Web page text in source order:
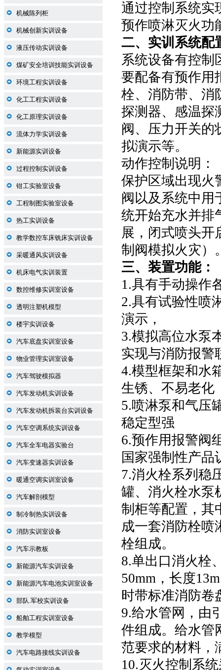
机械陈列柜
机械创新实训设备
液压传动实训设备
煤矿安全培训技能实训设备
环境工程实训设备
化工工程实训设备
化工原理实训设备
流体力学实训设备
新能源实训设备
过程控制实训设备
钳工实验室设备
工程制图实验室设备
热工实训设备
教学数控车床铣床实训设备
采暖通风实训设备
机床电气实训装置
数控维修实训室设备
透明注塑机模型
楼宇实训设备
汽车底盘实训室设备
物业管理实训室设备
汽车驾驶模拟器
汽车发动机实训设备
汽车发动机拆装台实训设备
汽车空调系统实训设备
汽车全车电器实验台
汽车变速器实训设备
暖通空调实训室设备
汽车解剖模型
制冷制热实训设备
消防实训室设备
汽车示教板
新能源汽车实训设备
新能源汽车电池实训室设备
部队.军校实训设备
船舶工程实训室设备
教学模型
汽车电路接线实训设备
通过控制系统实
预作喷淋灭火功
二、 实训系统配
系统设备有控制
要配备有预作用
栓、消防带、消
探测器、感温探
阀、压力开关的
拟演示等。
动作控制说明：
保护区域出现火
阀以及系统中用
统开始充水并排
展，闭式喷头开
制阀模拟火灾）
三、装置功能：
1.具有手动操作
2.具有试验性喷
演示，
3.模拟高位水泵
实现与消防报警
4.模型框架和水
生锈、不易老化
5.喷淋泵和气压
稳定型强
6.预作用报警阀
国家强制性产品
7.消火栓系列稳
罐、消火栓水泵
制柜等配置，其
成一套消防栓喷
栓组成。
8.单出口消火栓
50mm，长度
时带标准消防卷
9.给水管网，由
件组成。给水管
范要求的材料，
10.灭火控制系